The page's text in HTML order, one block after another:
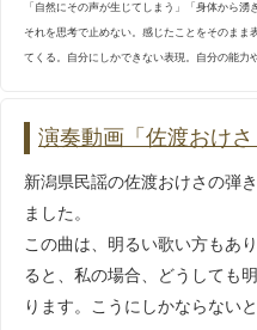
・2021.10.5
チューナー
・2021.9.26糸の替え方
・2021.9.14撥の動作ウ
・2021.9.11
秋田民謡
・2021.8.22
・2021.8.20ワクチンの
・2021.8.8
民謡 チャ
・2021.8.1三味線の構
「自然にその声が生じてしまう」「身体から湧
それを思考で止めない。感じたことをそのまま
てくる。自分にしかできない表現。自分の能力
演奏動画「佐渡おけさ
新潟県民謡の佐渡おけさの弾
ました。
この曲は、明るい歌い方もあ
ると、私の場合、どうしても
ります。こうにしかならない